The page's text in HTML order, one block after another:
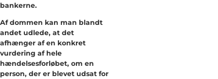
bankerne.
Af dommen kan man blandt
andet udlede, at det
afhænger af en konkret
vurdering af hele
hændelsesforløbet, om en
person, der er blevet udsat for